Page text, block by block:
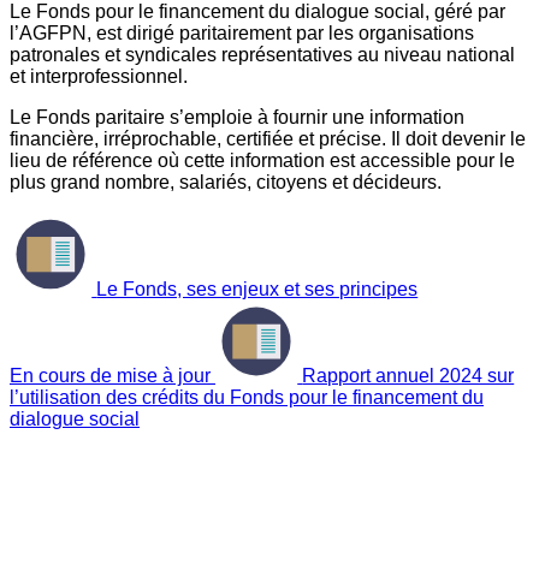
Le Fonds pour le financement du dialogue social, géré par
l’AGFPN, est dirigé paritairement par les organisations
patronales et syndicales représentatives au niveau national
et interprofessionnel.
Le Fonds paritaire s’emploie à fournir une information
financière, irréprochable, certifiée et précise. Il doit devenir le
lieu de référence où cette information est accessible pour le
plus grand nombre, salariés, citoyens et décideurs.
Le Fonds, ses enjeux et ses principes
En cours de mise à jour
Rapport annuel 2024 sur
l’utilisation des crédits du Fonds pour le financement du
dialogue social